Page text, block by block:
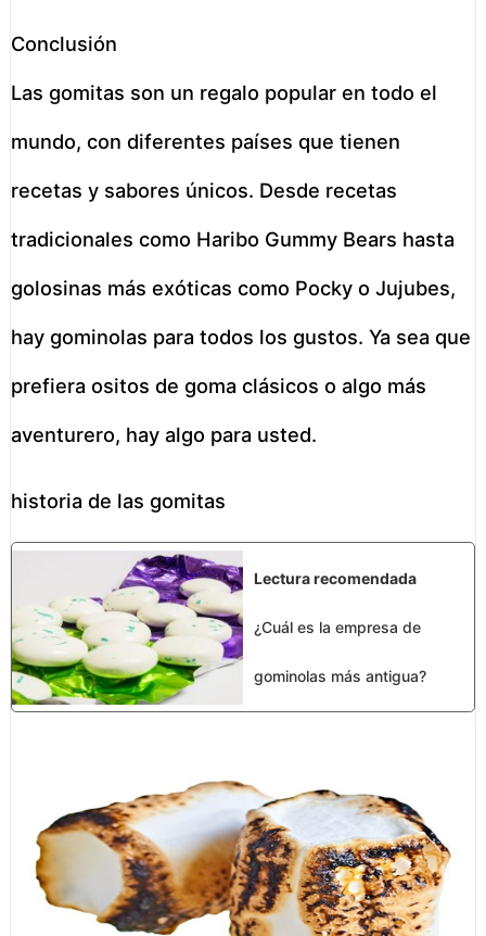
Conclusión
Las gomitas son un regalo popular en todo el
mundo, con diferentes países que tienen
recetas y sabores únicos. Desde recetas
tradicionales como Haribo Gummy Bears hasta
golosinas más exóticas como Pocky o Jujubes,
hay gominolas para todos los gustos. Ya sea que
prefiera ositos de goma clásicos o algo más
aventurero, hay algo para usted.
historia de las gomitas
Lectura recomendada
¿Cuál es la empresa de
gominolas más antigua?